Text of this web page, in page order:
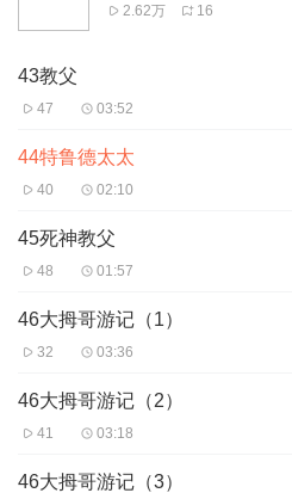
2.62万 16
43教父
47 03:52
44特鲁德太太
40 02:10
45死神教父
48 01:57
46大拇哥游记（1）
32 03:36
46大拇哥游记（2）
41 03:18
46大拇哥游记（3）